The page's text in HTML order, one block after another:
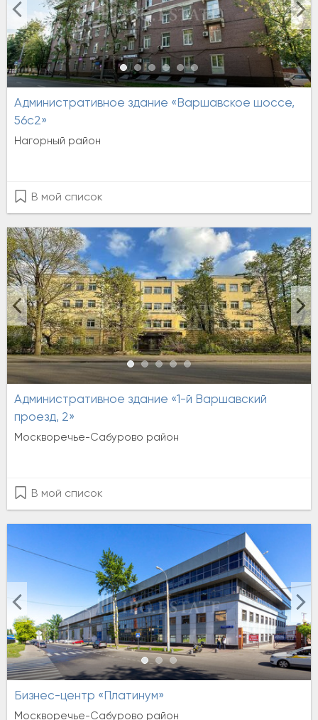
Административное здание «Варшавское шоссе,
56с2»
Нагорный район
В мой список
Административное здание «1-й Варшавский
проезд, 2»
Москворечье-Сабурово район
В мой список
Бизнес-центр «Платинум»
Москворечье-Сабурово район